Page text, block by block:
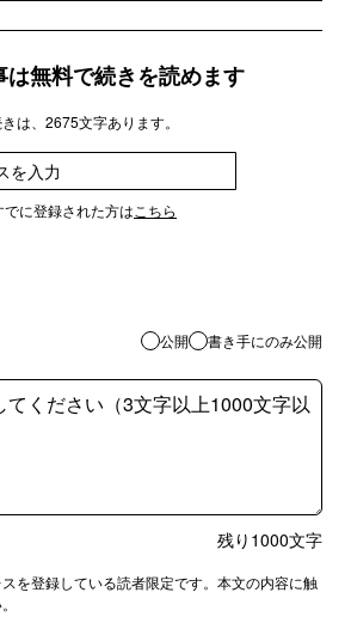
は無料で続きを読めます
は、2675文字あります。
でに登録された方は こちら
公開 書き手にのみ公開
残り 1000文字
を登録している読者限定です。本文の内容に触